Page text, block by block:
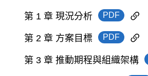
第 1 章 現況分析 PDF
第 2 章 方案目標 PDF
第 3 章 推動期程與組織架構